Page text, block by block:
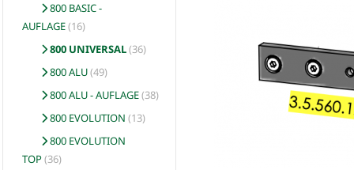
800 BASIC -
AUFLAGE(16)
800 UNIVERSAL(36)
800 ALU(49)
800 ALU - AUFLAGE(38)
800 EVOLUTION (13)
800 EVOLUTION
TOP(36)